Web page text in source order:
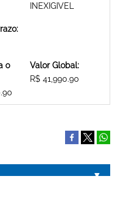
INEXIGIVEL
o
Valor Global:
R$ 41,990.90